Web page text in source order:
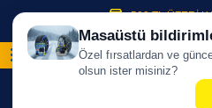
500 TL ÜZERİ